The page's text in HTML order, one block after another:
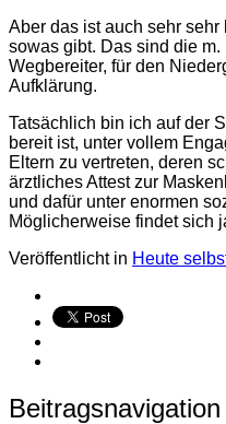
Aber das ist auch sehr
sowas gibt. Das sind die
Wegbereiter, für den
Aufklärung.
Tatsächlich bin ich auf der
bereit ist, unter vollem
Eltern zu vertreten, deren
ärztliches Attest zur
und dafür unter enormen
Möglicherweise findet sich
Veröffentlicht in Heute
Beitragsnavigation